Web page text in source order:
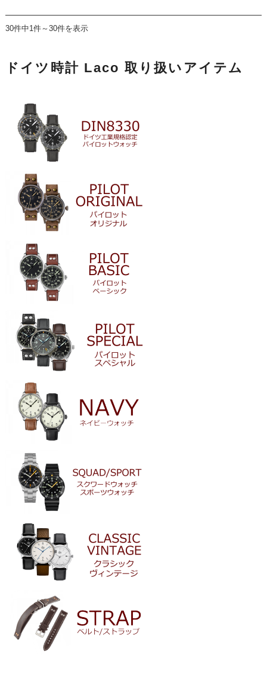
30件中1件～30件を表示
ドイツ時計 Laco 取り扱いアイテム